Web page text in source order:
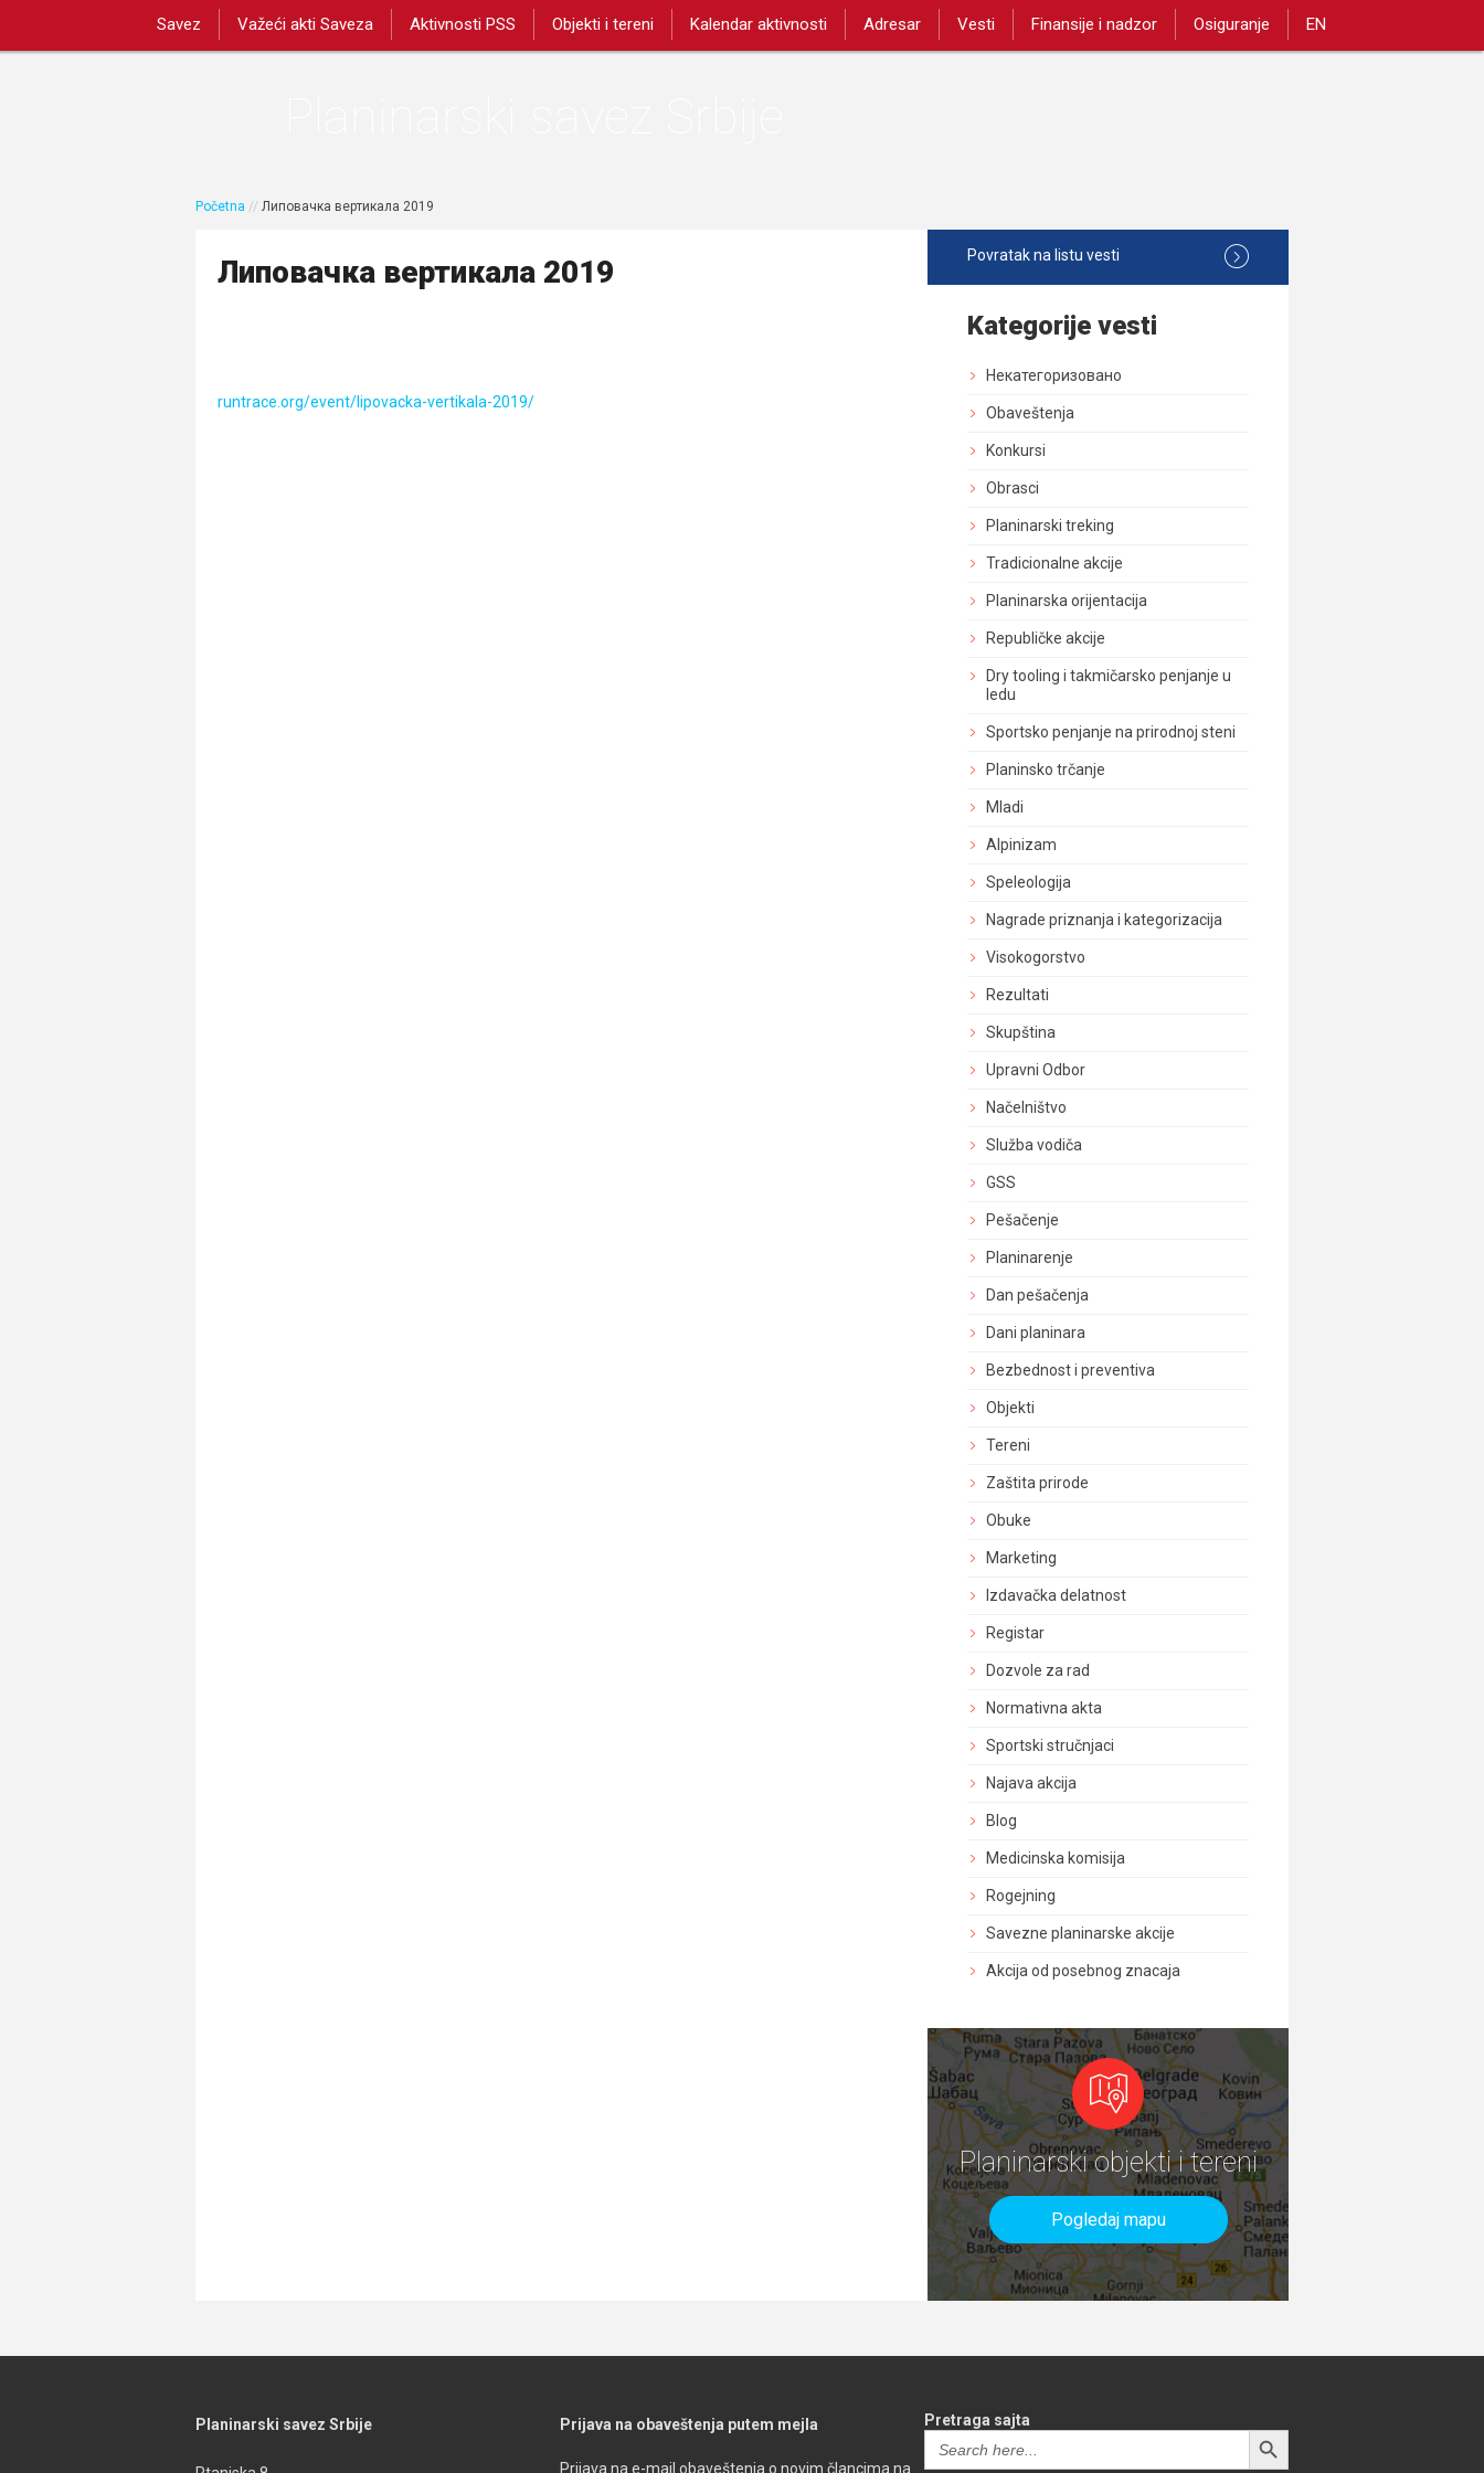
Savez Važeći akti Saveza Aktivnosti PSS Objekti i tereni Kalendar aktivnosti Adresar Vesti Finansije i nadzor Osiguranje EN
Početna // Липовачка вертикала 2019
Липовачка вертикала 2019
runtrace.org/event/lipovacka-vertikala-2019/
Povratak na listu vesti
Kategorije vesti
Некатегоризовано
Obaveštenja
Konkursi
Obrasci
Planinarski treking
Tradicionalne akcije
Planinarska orijentacija
Republičke akcije
Dry tooling i takmičarsko penjanje u
ledu
Sportsko penjanje na prirodnoj steni
Planinsko trčanje
Mladi
Alpinizam
Speleologija
Nagrade priznanja i kategorizacija
Visokogorstvo
Rezultati
Skupština
Upravni Odbor
Načelništvo
Služba vodiča
GSS
Pešačenje
Planinarenje
Dan pešačenja
Dani planinara
Bezbednost i preventiva
Objekti
Tereni
Zaštita prirode
Obuke
Marketing
Izdavačka delatnost
Registar
Dozvole za rad
Normativna akta
Sportski stručnjaci
Najava akcija
Blog
Medicinska komisija
Rogejning
Savezne planinarske akcije
Akcija od posebnog znacaja
Planinarski objekti i tereni
Pogledaj mapu
Planinarski savez Srbije Prijava na obaveštenja putem mejla
Prijava na e-mail obaveštenja o novim člancima na
Pretraga sajta
Search
for:
SEARCH BUTTON